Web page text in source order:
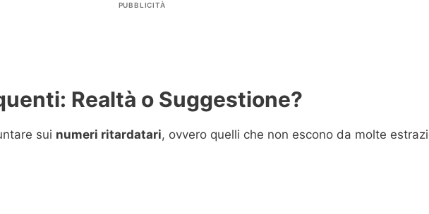
PUBBLICITÀ
Realtà o Suggestione?
sui numeri ritardatari, ovvero quelli che non escono da molte